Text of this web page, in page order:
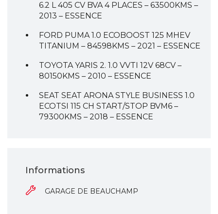
6.2 L 405 CV BVA 4 PLACES – 63500KMS –
2013 – ESSENCE
FORD PUMA 1.0 ECOBOOST 125 MHEV
TITANIUM – 84598KMS – 2021 – ESSENCE
TOYOTA YARIS 2. 1.0 VVTI 12V 68CV –
80150KMS – 2010 – ESSENCE
SEAT SEAT ARONA STYLE BUSINESS 1.0
ECOTSI 115 CH START/STOP BVM6 –
79300KMS – 2018 – ESSENCE
Informations
GARAGE DE BEAUCHAMP